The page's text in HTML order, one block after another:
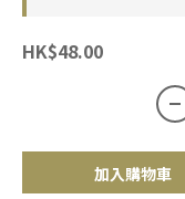
HK$48.00
加入購物車